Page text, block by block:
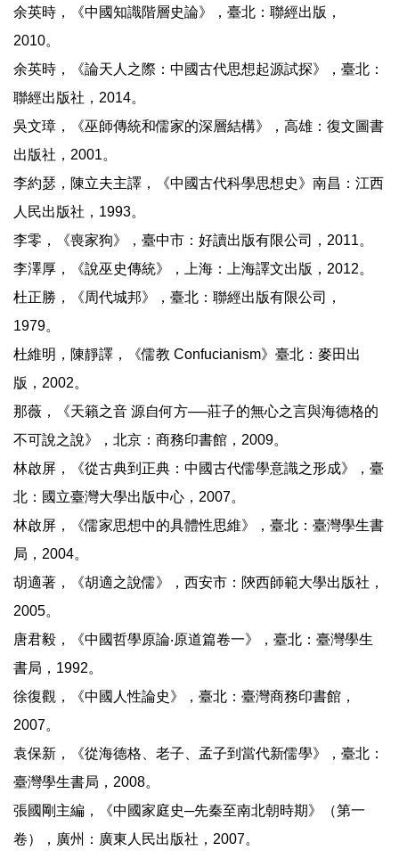
余英時，《中國知識階層史論》，臺北：聯經出版，
2010。
余英時，《論天人之際：中國古代思想起源試探》，臺北：
聯經出版社，2014。
吳文璋，《巫師傳統和儒家的深層結構》，高雄：復文圖書
出版社，2001。
李約瑟，陳立夫主譯，《中國古代科學思想史》南昌：江西
人民出版社，1993。
李零，《喪家狗》，臺中市：好讀出版有限公司，2011。
李澤厚，《說巫史傳統》，上海：上海譯文出版，2012。
杜正勝，《周代城邦》，臺北：聯經出版有限公司，
1979。
杜維明，陳靜譯，《儒教 Confucianism》臺北：麥田出
版，2002。
那薇，《天籟之音 源自何方──莊子的無心之言與海德格的
不可說之說》，北京：商務印書館，2009。
林啟屏，《從古典到正典：中國古代儒學意識之形成》，臺
北：國立臺灣大學出版中心，2007。
林啟屏，《儒家思想中的具體性思維》，臺北：臺灣學生書
局，2004。
胡適著，《胡適之說儒》，西安市：陝西師範大學出版社，
2005。
唐君毅，《中國哲學原論‧原道篇卷一》，臺北：臺灣學生
書局，1992。
徐復觀，《中國人性論史》，臺北：臺灣商務印書館，
2007。
袁保新，《從海德格、老子、孟子到當代新儒學》，臺北：
臺灣學生書局，2008。
張國剛主編，《中國家庭史─先秦至南北朝時期》（第一
卷），廣州：廣東人民出版社，2007。